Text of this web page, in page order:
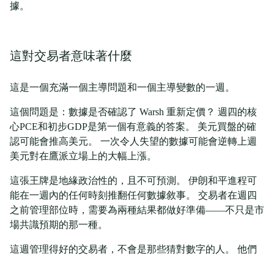
據。
這對交易者意味著什麼
這是一個充滿一個主導問題和一個主導變數的一週。
這個問題是：數據是否確認了 Warsh 重新定價？ 週四的核
心PCE和初步GDP是第一個有意義的答案。 美元買盤的確
認可能會推高美元。 一次令人失望的數據可能會逆轉上週
美元對在鷹派立場上的大幅上漲。
這張王牌是地緣政治性的，且不可預測。 伊朗和平進程可
能在一週內的任何時刻推翻任何數據敘事。 交易者在週四
之前管理部位時，需要為兩種結果都做好準備——不只是市
場共識預期的那一種。
這週管理得好的交易者，不會是那些猜對數字的人。 他們